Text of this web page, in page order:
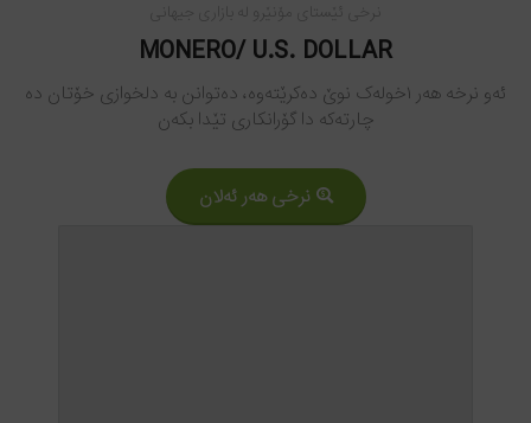
نرخی ئێستای مۆنێرو لە بازاری جیهانی
MONERO/ U.S. DOLLAR
ئەو نرخە هەر ١خولەک نوێ دەکرێتەوە، دەتوانن بە دلخوازی خۆتان دە
چارتەکە دا گۆرانکاری تێدا بکەن
نرخی هەر ئەلان